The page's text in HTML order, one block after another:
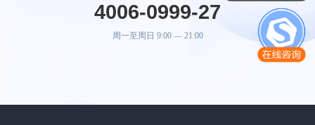
4006-0999-27
周一至周日 9:00 — 21:00